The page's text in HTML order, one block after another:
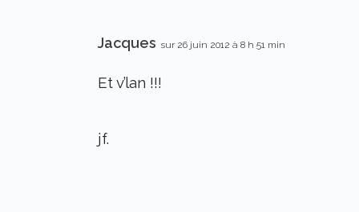
Jacques sur 26 juin 2012 à 8 h 51 min
Et v’lan !!!
jf.